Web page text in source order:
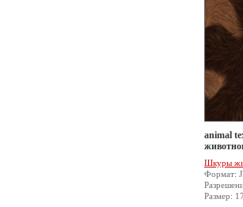
animal
Шкуры
Формат:
Размер: